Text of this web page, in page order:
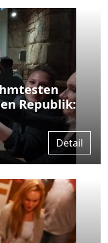
Republik:
Detail